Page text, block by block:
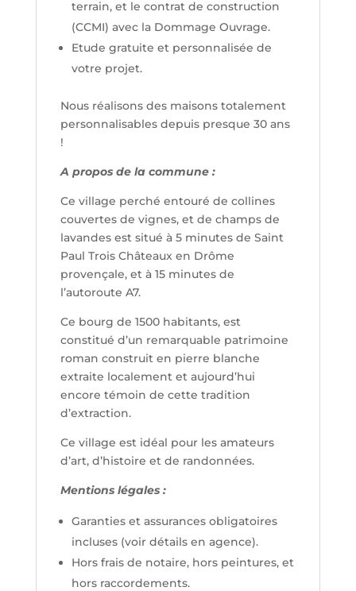
terrain, et le contrat de construction
(CCMI) avec la Dommage Ouvrage.
Etude gratuite et personnalisée de
votre projet.
Nous réalisons des maisons totalement
personnalisables depuis presque 30 ans
!
A propos de la commune :
Ce village perché entouré de collines
couvertes de vignes, et de champs de
lavandes est situé à 5 minutes de Saint
Paul Trois Châteaux en Drôme
provençale, et à 15 minutes de
l’autoroute A7.
Ce bourg de 1500 habitants, est
constitué d’un remarquable patrimoine
roman construit en pierre blanche
extraite localement et aujourd’hui
encore témoin de cette tradition
d’extraction.
Ce village est idéal pour les amateurs
d’art, d’histoire et de randonnées.
Mentions légales :
Garanties et assurances obligatoires
incluses (voir détails en agence).
Hors frais de notaire, hors peintures, et
hors raccordements.